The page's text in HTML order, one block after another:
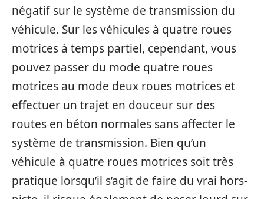
négatif sur le système de transmission du
véhicule. Sur les véhicules à quatre roues
motrices à temps partiel, cependant, vous
pouvez passer du mode quatre roues
motrices au mode deux roues motrices et
effectuer un trajet en douceur sur des
routes en béton normales sans affecter le
système de transmission. Bien qu’un
véhicule à quatre roues motrices soit très
pratique lorsqu’il s’agit de faire du vrai hors-